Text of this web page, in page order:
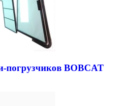
погрузчиков BOBCAT